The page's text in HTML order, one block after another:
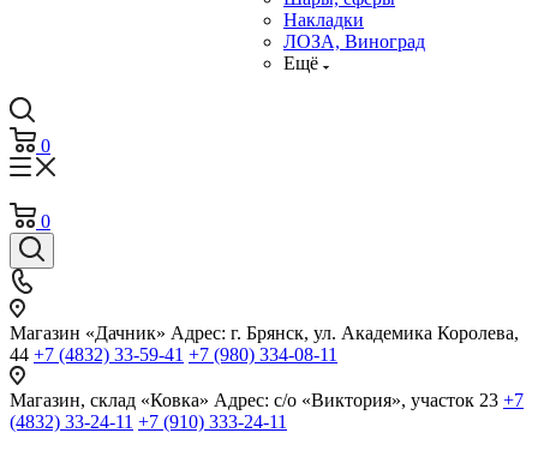
Накладки
ЛОЗА, Виноград
Ещё
0
0
Магазин «Дачник» Адрес: г. Брянск, ул. Академика Королева,
44 +7 (4832) 33-59-41 +7 (980) 334-08-11
Магазин, склад «Ковка» Адрес: с/о «Виктория», участок 23 +7
(4832) 33-24-11 +7 (910) 333-24-11